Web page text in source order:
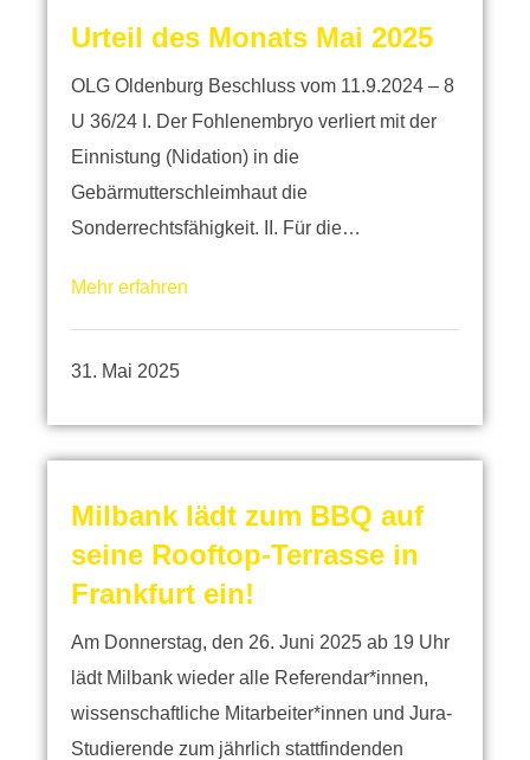
Urteil des Monats Mai 2025
OLG Oldenburg Beschluss vom 11.9.2024 – 8
U 36/24 I. Der Fohlenembryo verliert mit der
Einnistung (Nidation) in die
Gebärmutterschleimhaut die
Sonderrechtsfähigkeit. II. Für die…
Mehr erfahren
31. Mai 2025
Milbank lädt zum BBQ auf
seine Rooftop-Terrasse in
Frankfurt ein!
Am Donnerstag, den 26. Juni 2025 ab 19 Uhr
lädt Milbank wieder alle Referendar*innen,
wissenschaftliche Mitarbeiter*innen und Jura-
Studierende zum jährlich stattfindenden